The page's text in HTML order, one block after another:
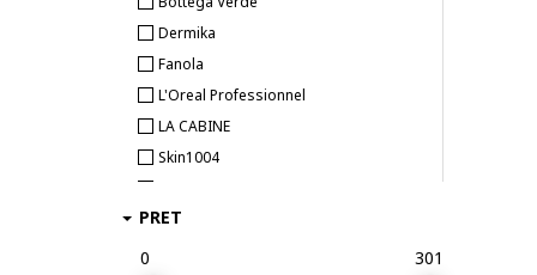
Dermika
Fanola
L'Oreal Professionnel
LA CABINE
Skin1004
PRET
0
301